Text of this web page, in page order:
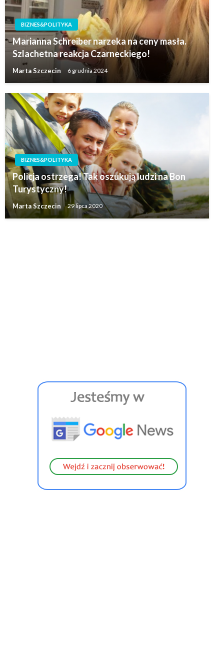
BIZNES&POLITYKA
Marianna Schreiber narzeka na ceny masła.
Szlachetna reakcja Czarneckiego!
Marta Szczecin 6 grudnia 2024
BIZNES&POLITYKA
Policja ostrzega! Tak oszukują ludzi na Bon
Turystyczny!
Marta Szczecin 29 lipca 2020